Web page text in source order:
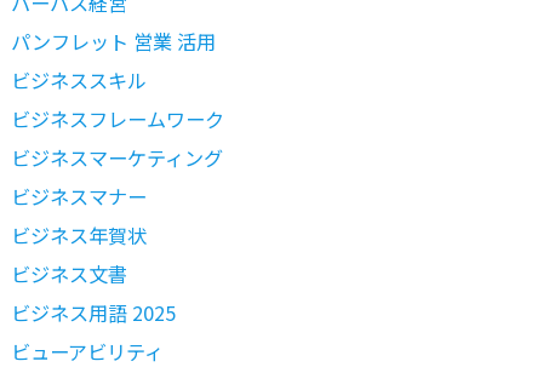
パンフレット 営業 活用
ビジネススキル
ビジネスフレームワーク
ビジネスマーケティング
ビジネスマナー
ビジネス年賀状
ビジネス文書
ビジネス用語 2025
ビューアビリティ